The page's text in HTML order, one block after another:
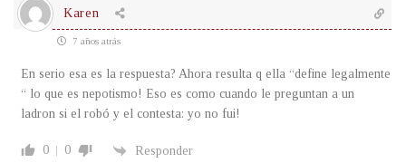
Karen
7 años atrás
En serio esa es la respuesta? Ahora resulta q ella “define legalmente
“ lo que es nepotismo! Eso es como cuando le preguntan a un
ladron si el robó y el contesta: yo no fui!
0 0 Responder